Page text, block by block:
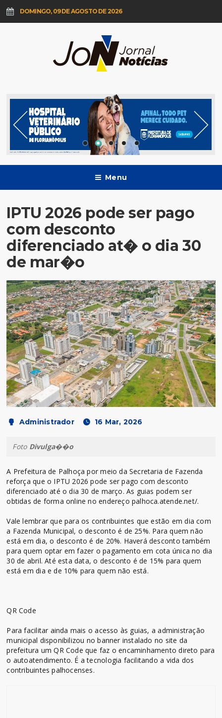
DOMINGO, 09 DE AGOSTO DE 2026
Menu
IPTU 2026 pode ser pago
com desconto
diferenciado at� o dia 30
de mar�o
Administrador 16 Mar, 2026
Foto Divulga��o
A Prefeitura de Palhoça por meio da Secretaria de Fazenda
reforça que o IPTU 2026 pode ser pago com desconto
diferenciado até o dia 30 de março. As guias podem ser
obtidas de forma online no endereço palhoca.atende.net/.
Vale lembrar que para os contribuintes que estão em dia com
a Fazenda Municipal, o desconto é de 25%. Para quem não
está em dia, o desconto é de 20%. Haverá desconto também
para quem optar em fazer o pagamento em cota única no dia
30 de abril. Até esta data, o desconto é de 15% para quem
está em dia e de 10% para quem não está.
QR Code
Para facilitar ainda mais o acesso às guias, a administração
municipal disponibilizou no banner instalado no site da
prefeitura um QR Code que faz o encaminhamento direto para
o autoatendimento. É a tecnologia facilitando a vida dos
contribuintes palhocenses.